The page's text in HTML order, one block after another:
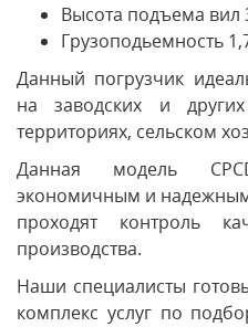
Высота подъема вил
Грузоподьемность
Данный погрузчик
на заводских и других
территориях, сельском
Данная модель
экономичным и надежным
проходят контроль
производства.
Наши специалисты
комплекс услуг по